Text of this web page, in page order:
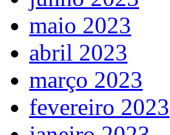
maio 2023
abril 2023
março 2023
fevereiro 2023